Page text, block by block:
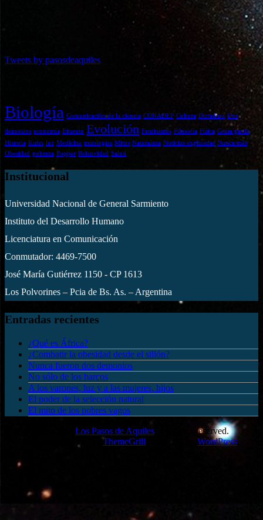
Tweets by pasosdeaquiles
Biología Comunicación de la ciencia CONADEP Cultura Dictadura Dos
demonios economía Einstein Evolución Feminismo Filosofía Física Grasa parda
Historia Kuhn luz Medicina mitologías Mitos Naturaleza Noticias explicadas Nunca más
Obesidad pobreza Popper Relatividad Salud
Institucional
Universidad Nacional de General Sarmiento
Instituto del Desarrollo Humano
Licenciatura en Comunicación
Conmutador: 4469-7500
José María Gutiérrez 1150 - CP 1613
Los Polvorines – Pcia de Bs. As. – Argentina
Entradas recientes
¿Qué es África?
¿Combatir la obesidad desde el sillón?
Nunca fueron dos demonios
No sólo de los barcos
A los varones, luz y a las mujeres, hijos
El poder de la selección natural
El mito de los pobres vagos
Los Pasos de Aquiles . All rights reserved.
Theme: ColorMag Pro byThemeGrill WordPress